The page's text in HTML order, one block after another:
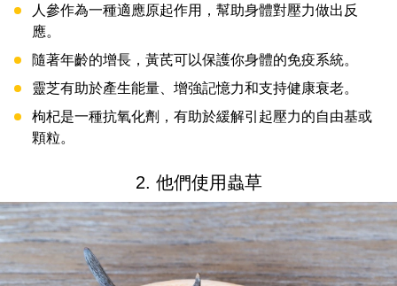
人參作為一種適應原起作用，幫助身體對壓力做出反
應。
隨著年齡的增長，黃芪可以保護你身體的免疫系統。
靈芝有助於產生能量、增強記憶力和支持健康衰老。
枸杞是一種抗氧化劑，有助於緩解引起壓力的自由基或
顆粒。
2. 他們使用蟲草